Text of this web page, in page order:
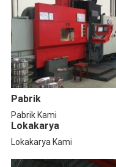
Pabrik
Pabrik Kami
Lokakarya
Lokakarya Kami